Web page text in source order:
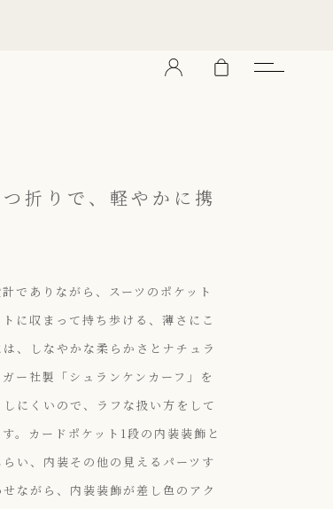
折りで、軽やかに携
でありながら、スーツのポケット
に収まって持ち歩ける、薄さにこ
、しなやかな柔らかさとナチュラ
ー社製「シュランケンカーフ」を
にくいので、ラフな扱い方をして
。カードポケット1段の内装装飾と
い、内装その他の見えるパーツす
ながら、内装装飾が差し色のアク